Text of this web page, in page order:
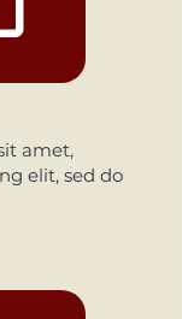
amet,
elit, sed do